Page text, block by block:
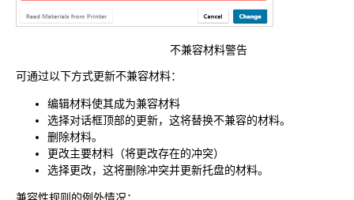
不兼容材料警告
可通过以下方式更新不兼容材料：
编辑材料使其成为兼容材料
选择对话框顶部的更新，这将替换不兼容的材料。
删除材料。
更改主要材料（将更改存在的冲突）
选择更改，这将删除冲突并更新托盘的材料。
兼容性规则的例外情况：